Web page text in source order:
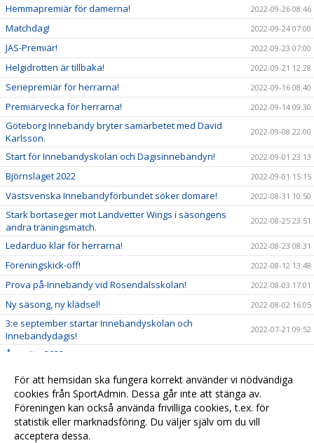
Hemmapremiär för damerna! 2022-09-26 08:46
Matchdag! 2022-09-24 07:00
JAS-Premiär! 2022-09-23 07:00
Helgidrotten är tillbaka! 2022-09-21 12:28
Seriepremiär för herrarna! 2022-09-16 08:40
Premiärvecka för herrarna! 2022-09-14 09:30
Göteborg Innebandy bryter samarbetet med David
Karlsson.
2022-09-08 22:00
Start för Innebandyskolan och Dagisinnebandyn! 2022-09-01 23:13
Björnslaget 2022 2022-09-01 15:15
Västsvenska Innebandyförbundet söker domare! 2022-08-31 10:50
Stark bortaseger mot Landvetter Wings i säsongens
andra träningsmatch.
2022-08-25 23:51
Ledarduo klar för herrarna! 2022-08-23 08:31
Föreningskick-off! 2022-08-12 13:48
Prova på-Innebandy vid Rosendalsskolan! 2022-08-03 17:01
Ny säsong, ny klädsel! 2022-08-02 16:05
3:e september startar Innebandyskolan och
Innebandydagis!
2022-07-21 09:52
Årsmöte 2022.
GDC 2022 inställt 2022-06-05 10:28
Klubbhuset och Craft nya samarbetspartners 2022-06-01 10:30
Besök vår klubbshop 2022-06-01 10:29
För att hemsidan ska fungera korrekt använder vi nödvändiga
cookies från SportAdmin. Dessa går inte att stänga av.
Föreningen kan också använda frivilliga cookies, t.ex. för
statistik eller marknadsföring. Du väljer själv om du vill
acceptera dessa.